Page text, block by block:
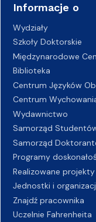
Informacje o
Wydziały
Szkoły Doktorskie
Międzynarodowe
Biblioteka
Centrum Języków
Centrum
Wydawnictwo
Samorząd
Samorząd
Programy
Realizowane projekty
Jednostki i
Znajdź pracownika
Uczelnie Fahrenheita